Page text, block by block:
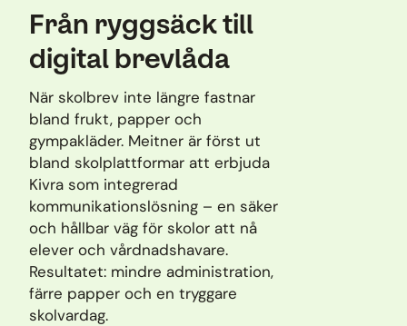
Från ryggsäck till
digital brevlåda
När skolbrev inte längre fastnar
bland frukt, papper och
gympakläder. Meitner är först ut
bland skolplattformar att erbjuda
Kivra som integrerad
kommunikationslösning – en säker
och hållbar väg för skolor att nå
elever och vårdnadshavare.
Resultatet: mindre administration,
färre papper och en tryggare
skolvardag.